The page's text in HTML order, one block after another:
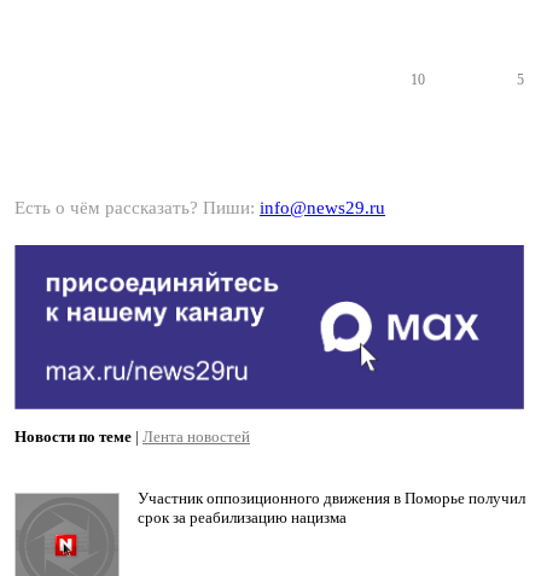
10 5
Есть о чём рассказать? Пиши: info@news29.ru
Новости по теме | Лента новостей
Участник оппозиционного движения в Поморье получил
срок за реабилизацию нацизма